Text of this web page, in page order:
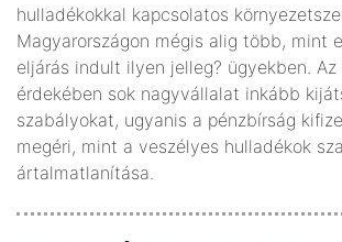
hulladékokkal kapcsolatos
Magyarországon mégis alig több, mint
eljárás indult ilyen jelleg? ügyekben.
érdekében sok nagyvállalat inkább
szabályokat, ugyanis a pénzbírság
megéri, mint a veszélyes hulladékok
ártalmatlanítása.